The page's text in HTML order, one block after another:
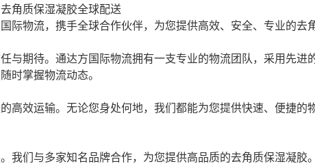
角质保湿凝胶全球配送
际物流，携手全球合作伙伴，为您提供高效、安全、专业的去
与期待。通达方国际物流拥有一支专业的物流团队，采用先
时掌握物流动态。
高效运输。无论您身处何地，我们都能为您提供快速、便捷的
我们与多家知名品牌合作，为您提供高品质的去角质保湿凝胶